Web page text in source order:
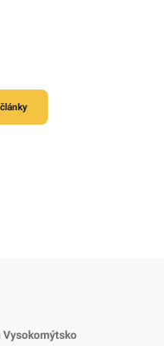
Vysokomýtsko